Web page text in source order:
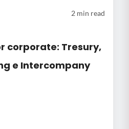
2 min read
corporate: Tresury,
e Intercompany